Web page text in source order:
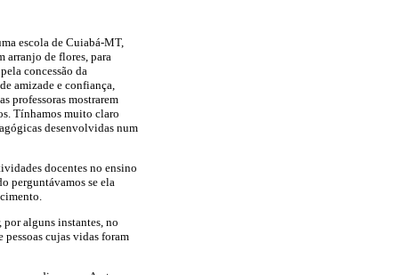
escola de Cuiabá-MT,
arranjo de flores, para
concessão da
amizade e confiança,
professoras mostrarem
Tínhamos muito claro
desenvolvidas num
docentes no ensino
perguntávamos se ela
alguns instantes, no
pessoas cujas vidas foram